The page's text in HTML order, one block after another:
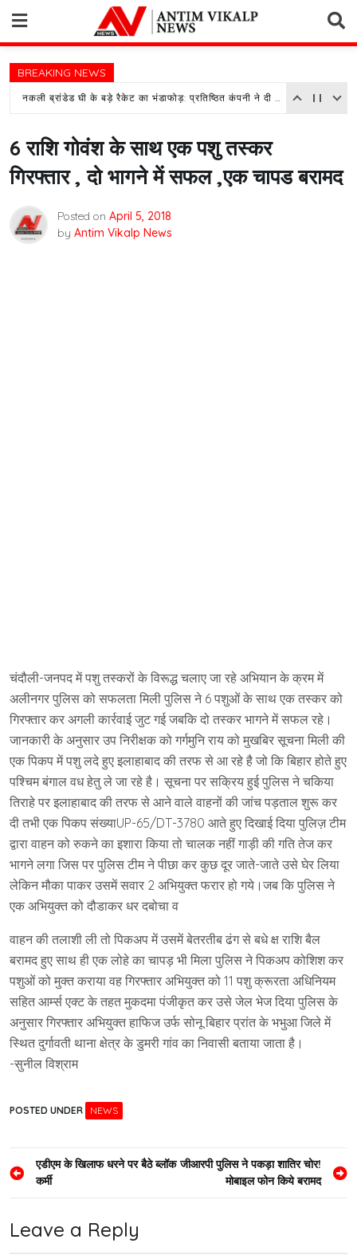
content
BREAKING NEWS
नकली ब्रांडेड घी के बड़े रैकेट का भंडाफोड़: प्रतिष्ठित कंपनी ने दी तहरीर, पुलिस जांच में जुटी
6 राशि गोवंश के साथ एक पशु तस्कर
गिरफ्तार , दो भागने में सफल ,एक चापड बरामद
Posted on April 5, 2018
by Antim Vikalp News
चंदौली-जनपद में पशु तस्करों के विरूद्ध चलाए जा रहे अभियान के क्रम में
अलीनगर पुलिस को सफलता मिली पुलिस ने 6 पशुओं के साथ एक तस्कर को
गिरफ्तार कर अगली कार्रवाई जुट गई जबकि दो तस्कर भागने में सफल रहे।
जानकारी के अनुसार उप निरीक्षक को गर्गमुनि राय को मुखबिर सूचना मिली की
एक पिकप में पशु लदे हुए इलाहाबाद की तरफ से आ रहे है जो कि बिहार होते हुए
पश्चिम बंगाल वध हेतु ले जा रहे है। सूचना पर सक्रिय हुई पुलिस ने चकिया
तिराहे पर इलाहाबाद की तरफ से आने वाले वाहनों की जांच पड़ताल शुरू कर
दी तभी एक पिकप संख्याUP-65/DT-3780 आते हुए दिखाई दिया पुलिज़ टीम
द्वारा वाहन को रुकने का इशारा किया तो चालक नहीं गाड़ी की गति तेज कर
भागने लगा जिस पर पुलिस टीम ने पीछा कर कुछ दूर जाते-जाते उसे घेर लिया
लेकिन मौका पाकर उसमें सवार 2 अभियुक्त फरार हो गये।जब कि पुलिस ने
एक अभियुक्त को दौडाकर धर दबोचा व
वाहन की तलाशी ली तो पिकअप में उसमें बेतरतीब ढंग से बधे क्ष राशि बैल
बरामद हुए साथ ही एक लोहे का चापड़ भी मिला पुलिस ने पिकअप कोशिश कर
पशुओं को मुक्त कराया वह गिरफ्तार अभियुक्त को 11 पशु क्रूरता अधिनियम
सहित आर्म्स एक्ट के तहत मुकदमा पंजीकृत कर उसे जेल भेज दिया पुलिस के
अनुसार गिरफ्तार अभियुक्त हाफिज उर्फ सोनू बिहार प्रांत के भभुआ जिले में
स्थित दुर्गावती थाना क्षेत्र के डुमरी गांव का निवासी बताया जाता है।
-सुनील विश्राम
POSTED UNDER NEWS
Post
navigation
एडीएम के खिलाफ धरने पर बैठे ब्लॉक
कर्मी
जीआरपी पुलिस ने पकड़ा शातिर चोर!
मोबाइल फोन किये बरामद
Leave a Reply